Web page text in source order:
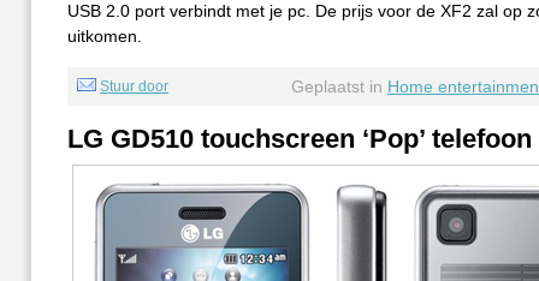
USB 2.0 port verbindt met je pc. De prijs voor de XF2 zal op
uitkomen.
Stuur door Geplaatst in Home
LG GD510 touchscreen ‘Pop’ telefoon